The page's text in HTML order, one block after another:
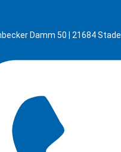
Damm 50 | 21684 Stade